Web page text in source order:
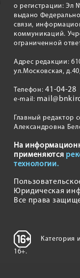
о регистрации: Эл
выдано
связи,
коммуникаций.
ограниченной
Адрес редакции:
ул.Московская,
Телефон:41-04-28
e-mail:
Главный редактор
Александровна
На
применяются
технологии.
Юридическая
Все права
Категория
16+.